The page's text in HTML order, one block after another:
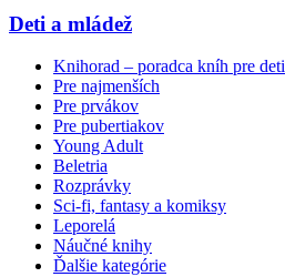
Deti a mládež
Knihorad – poradca kníh pre deti
Pre najmenších
Pre prvákov
Pre pubertiakov
Young Adult
Beletria
Rozprávky
Sci-fi, fantasy a komiksy
Leporelá
Náučné knihy
Ďalšie kategórie